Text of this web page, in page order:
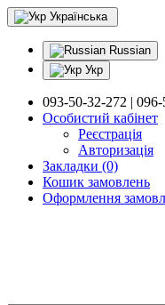
Українська
Russian
Укр
093-50-32-272 |
Особистий кабінет
Реєстрація
Авторизація
Закладки (0)
Кошик замовлень
Оформлення